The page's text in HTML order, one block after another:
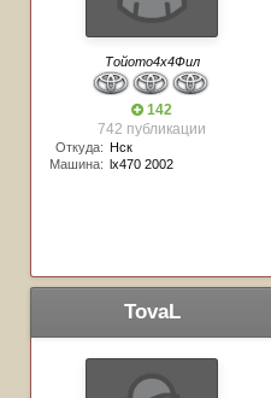
Тойото4х4Фил
142
742 публикации
Откуда: Нск
Машина: lx470 2002
TovaL